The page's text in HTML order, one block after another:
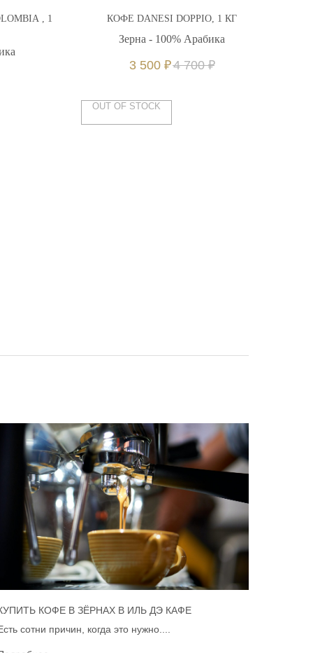
, 1 КОФЕ DANESI DOPPIO, 1 КГ
Зерна - 100% Арабика
3 500 ₽4 700 ₽
OUT OF STOCK
КОФЕ В ЗЁРНАХ В ИЛЬ ДЭ КАФЕ
сотни причин, когда это нужно....